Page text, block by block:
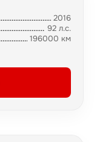
2016
92 л.с.
196000 км